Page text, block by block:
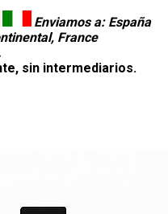
Enviamos a: España
France
sin intermediarios.